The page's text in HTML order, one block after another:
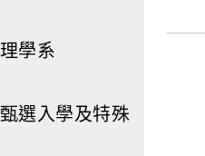
學系
選入學及特殊